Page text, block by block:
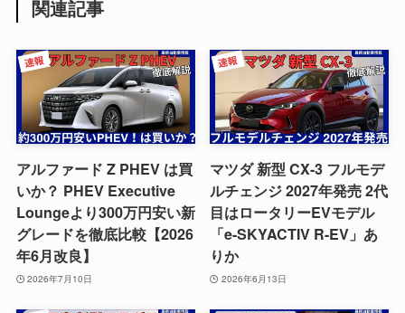
関連記事
アルファード Z PHEV は買
いか？ PHEV Executive
Loungeより300万円安い新
グレードを徹底比較【2026
年6月改良】
2026年7月10日
マツダ 新型 CX-3 フルモデ
ルチェンジ 2027年発売 2代
目はロータリーEVモデル
「e-SKYACTIV R-EV」あ
りか
2026年6月13日